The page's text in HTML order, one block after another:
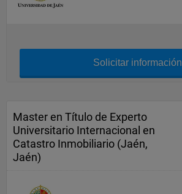
Solicitar información
Master en Título de Experto
Universitario Internacional en
Catastro Inmobiliario (Jaén,
Jaén)